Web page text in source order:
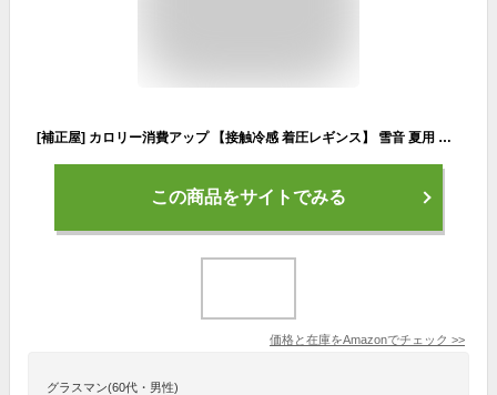
[補正屋] カロリー消費アップ 【接触冷感 着圧レギンス】 雪音 夏用 涼感 日焼け防止 八分丈 スリムレギンス 吸水速乾 サラサラ スポーツ レディース UVカット
この商品をサイトでみる
価格と在庫をAmazonでチェック >>
グラスマン(60代・男性)